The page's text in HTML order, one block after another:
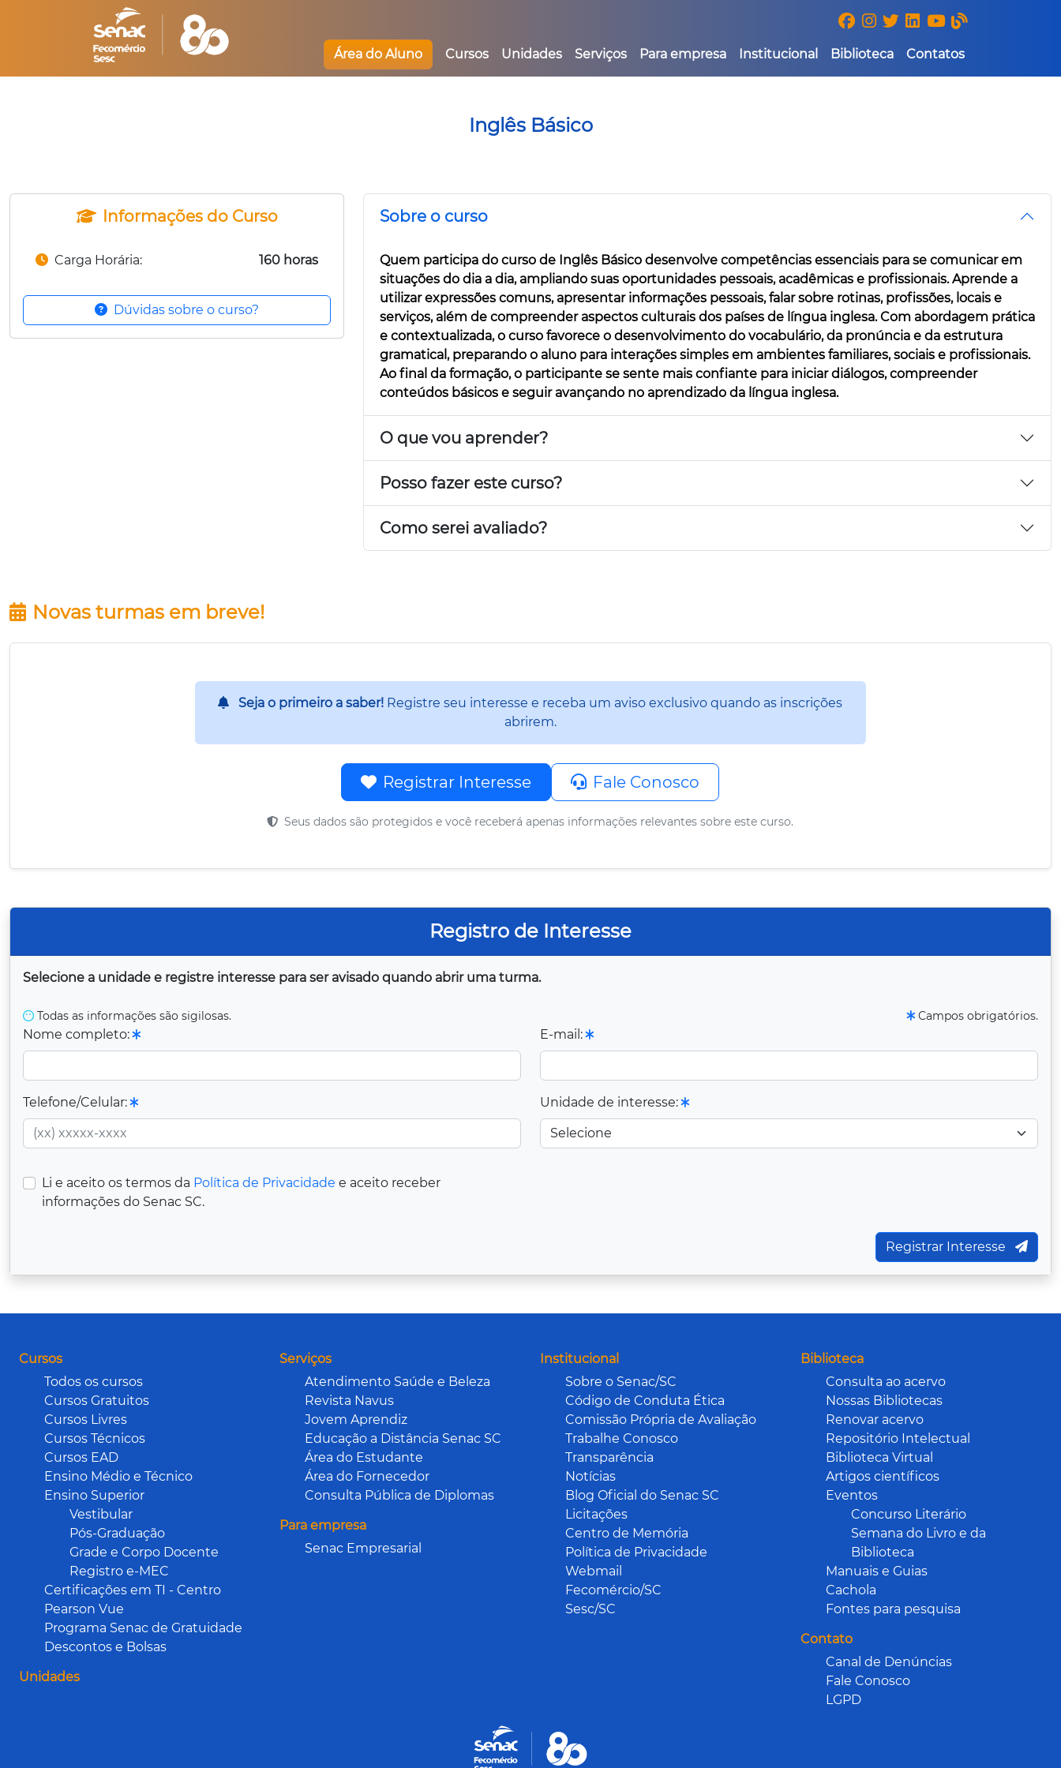
Área do Aluno Cursos Unidades Serviços Para empresa Institucional Biblioteca Contatos
Inglês Básico
Informações do Curso
Carga Horária: 160 horas
Dúvidas sobre o curso?
Sobre o curso
Quem participa do curso de Inglês Básico desenvolve competências essenciais para se comunicar em
situações do dia a dia, ampliando suas oportunidades pessoais, acadêmicas e profissionais. Aprende a
utilizar expressões comuns, apresentar informações pessoais, falar sobre rotinas, profissões, locais e
serviços, além de compreender aspectos culturais dos países de língua inglesa. Com abordagem prática
e contextualizada, o curso favorece o desenvolvimento do vocabulário, da pronúncia e da estrutura
gramatical, preparando o aluno para interações simples em ambientes familiares, sociais e profissionais.
Ao final da formação, o participante se sente mais confiante para iniciar diálogos, compreender
conteúdos básicos e seguir avançando no aprendizado da língua inglesa.
O que vou aprender?
Posso fazer este curso?
Como serei avaliado?
Novas turmas em breve!
Seja o primeiro a saber! Registre seu interesse e receba um aviso exclusivo quando as inscrições
abrirem.
Registrar Interesse Fale Conosco
Seus dados são protegidos e você receberá apenas informações relevantes sobre este curso.
Registro de Interesse
Selecione a unidade e registre interesse para ser avisado quando abrir uma turma.
Todas as informações são sigilosas. Campos obrigatórios.
Nome completo: E-mail:
Telefone/Celular: Unidade de interesse:
Li e aceito os termos da Política de Privacidade e aceito receber
informações do Senac SC.
Registrar Interesse
Cursos
Todos os cursos
Cursos Gratuitos
Cursos Livres
Cursos Técnicos
Cursos EAD
Ensino Médio e Técnico
Ensino Superior
Vestibular
Pós-Graduação
Grade e Corpo Docente
Registro e-MEC
Certificações em TI - Centro
Pearson Vue
Programa Senac de Gratuidade
Descontos e Bolsas
Unidades
Serviços
Atendimento Saúde e Beleza
Revista Navus
Jovem Aprendiz
Educação a Distância Senac SC
Área do Estudante
Área do Fornecedor
Consulta Pública de Diplomas
Para empresa
Senac Empresarial
Institucional
Sobre o Senac/SC
Código de Conduta Ética
Comissão Própria de Avaliação
Trabalhe Conosco
Transparência
Notícias
Blog Oficial do Senac SC
Licitações
Centro de Memória
Política de Privacidade
Webmail
Fecomércio/SC
Sesc/SC
Biblioteca
Consulta ao acervo
Nossas Bibliotecas
Renovar acervo
Repositório Intelectual
Biblioteca Virtual
Artigos científicos
Eventos
Concurso Literário
Semana do Livro e da
Biblioteca
Manuais e Guias
Cachola
Fontes para pesquisa
Contato
Canal de Denúncias
Fale Conosco
LGPD